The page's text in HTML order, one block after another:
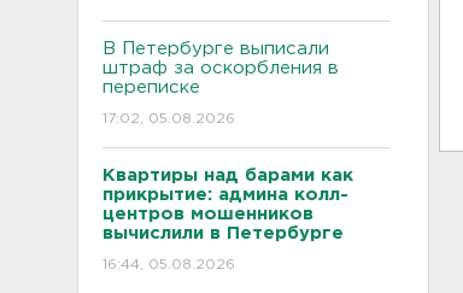
В Петербурге выписали
штраф за оскорбления в
переписке
17:02, 05.08.2026
Квартиры над барами как
прикрытие: админа колл-
центров мошенников
вычислили в Петербурге
16:44, 05.08.2026